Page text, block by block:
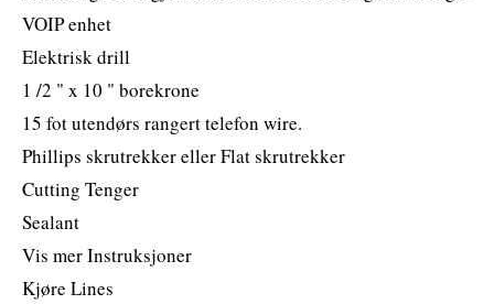
VOIP enhet
Elektrisk drill
1 /2 " x 10 " borekrone
15 fot utendørs rangert telefon wire.
Phillips skrutrekker eller Flat skrutrekker
Cutting Tenger
Sealant
Vis mer Instruksjoner
Kjøre Lines